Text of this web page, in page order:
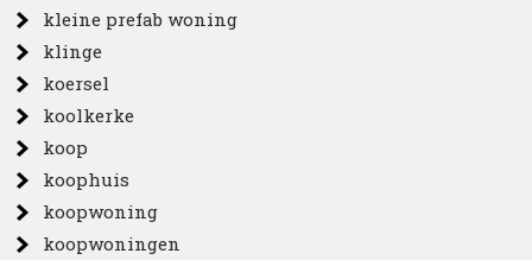
kleine prefab woning
klinge
koersel
koolkerke
koop
koophuis
koopwoning
koopwoningen